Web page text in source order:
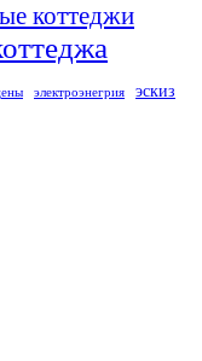
коттеджи
электроэнегрия эскиз